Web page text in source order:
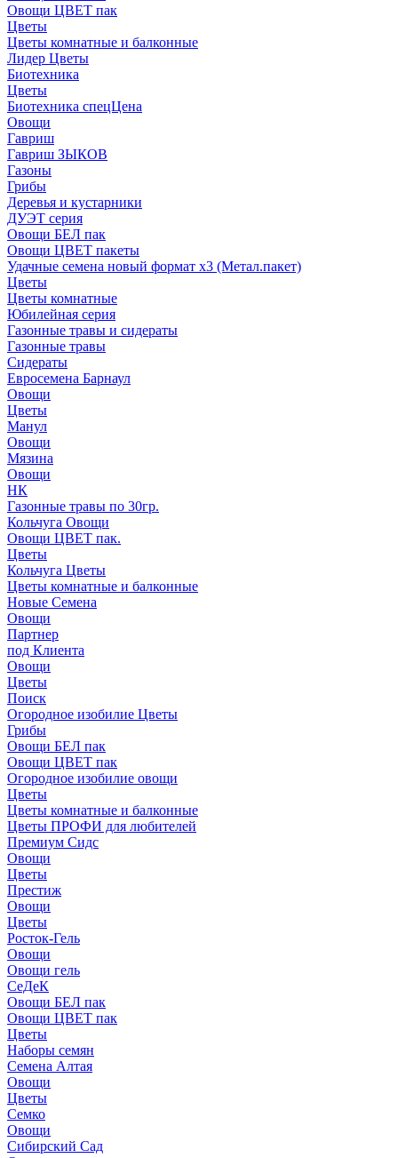
Овощи ЦВЕТ пак
Цветы
Цветы комнатные и балконные
Лидер Цветы
Биотехника
Цветы
Биотехника спецЦена
Овощи
Гавриш
Гавриш ЗЫКОВ
Газоны
Грибы
Деревья и кустарники
ДУЭТ серия
Овощи БЕЛ пак
Овощи ЦВЕТ пакеты
Удачные семена новый формат х3 (Метал.пакет)
Цветы
Цветы комнатные
Юбилейная серия
Газонные травы и сидераты
Газонные травы
Сидераты
Евросемена Барнаул
Овощи
Цветы
Манул
Овощи
Мязина
Овощи
НК
Газонные травы по 30гр.
Кольчуга Овощи
Овощи ЦВЕТ пак.
Цветы
Кольчуга Цветы
Цветы комнатные и балконные
Новые Семена
Овощи
Партнер
под Клиента
Овощи
Цветы
Поиск
Огородное изобилие Цветы
Грибы
Овощи БЕЛ пак
Овощи ЦВЕТ пак
Огородное изобилие овощи
Цветы
Цветы комнатные и балконные
Цветы ПРОФИ для любителей
Премиум Сидс
Овощи
Цветы
Престиж
Овощи
Цветы
Росток-Гель
Овощи
Овощи гель
СеДеК
Овощи БЕЛ пак
Овощи ЦВЕТ пак
Цветы
Наборы семян
Семена Алтая
Овощи
Цветы
Семко
Овощи
Сибирский Сад